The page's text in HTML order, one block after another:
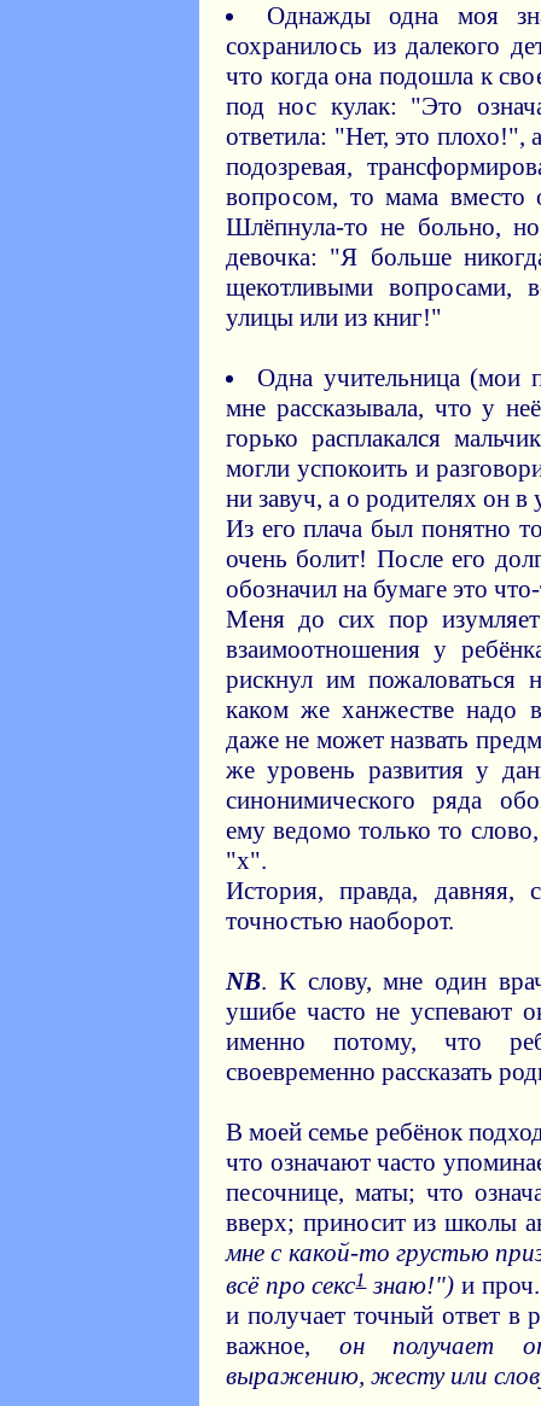
Однажды одна моя
сохранилось из далекого
что когда она подошла к
под нос кулак: "Это
ответила: "Нет, это плохо!",
подозревая,
вопросом, то мама вместо
Шлёпнула-то не больно,
девочка: "Я больше
щекотливыми вопросами,
улицы или из книг!"
Одна учительница (мои
мне рассказывала, что у
горько расплакался
могли успокоить и
ни завуч, а о родителях он
Из его плача был понятно
очень болит! После его
обозначил на бумаге это
Меня до сих пор
взаимоотношения у
рискнул им пожаловаться
каком же ханжестве надо
даже не может назвать
же уровень развития у
синонимического ряда
ему ведомо только то
"х".
История, правда, давняя,
точностью наоборот.
NB. К слову, мне один
ушибе часто не успевают
именно потому, что
своевременно рассказать
В моей семье ребёнок
что означают часто
песочнице, маты; что
вверх; приносит из школы
мне с какой-то грустью
всё про секс1знаю!") и
и получает точный ответ в
важное, он получает
выражению, жесту или